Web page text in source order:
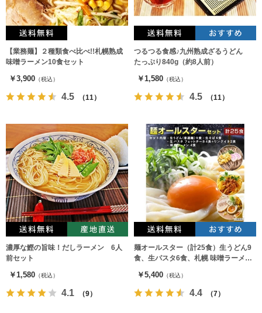
【業務麺】２種類食べ比べ!!札幌熟成
味噌ラーメン10食セット
￥3,900 （税込）
4.5 （11）
つるつる食感♪九州熟成ざるうどん
たっぷり840g（約8人前）
￥1,580 （税込）
4.5 （11）
濃厚な鰹の旨味！だしラーメン 6人
前セット
￥1,580 （税込）
4.1 （9）
麺オールスター（計25食）生うどん9
食、生パスタ6食、札幌 味噌ラーメン4
￥5,400 （税込）
4.4 （7）